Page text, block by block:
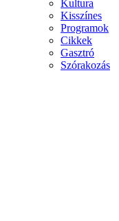
Kultura
Kisszínes
Programok
Cikkek
Gasztró
Szórakozás